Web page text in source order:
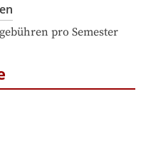
pro Semester